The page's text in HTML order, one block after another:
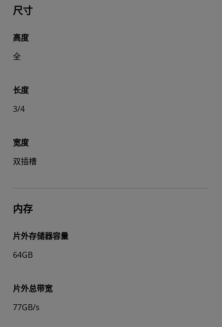
尺寸
高度
全
长度
3/4
宽度
双插槽
内存
片外存储器容量
64GB
片外总带宽
77GB/s